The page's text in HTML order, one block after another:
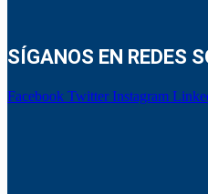
SÍGANOS EN REDES
Facebook Twitter Instagram